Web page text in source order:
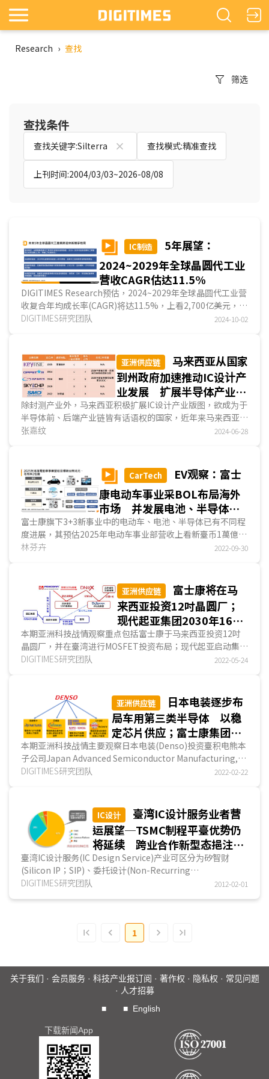
Research › 查找
筛选
查找条件
查找关键字:Silterra 查找模式:精准查找
上刊时间:2004/03/03~2026-08/08
IC制造
5年展望：
2024~2029年全球晶圆代工业
营收CAGR估达11.5%
DIGITIMES Research预估，2024~2029年全球晶圆代工业营
收复合年均成长率(CAGR)将达11.5%，上看2,700亿美元，
AI/HPC应用带动先进制程与先进封装需求强劲，是推...
DIGITIMES研究团队 2024-10-02
亚洲供应链
马来西亚从国家
到州政府加速推动IC设计产
业发展 扩展半导体产业链
话语权
除封测产业外，马来西亚积极扩展IC设计产业版图，欲成为于
半导体前、后端产业链皆有话语权的国家，近年来马来西亚颁
布多项国家层级、州政府层级的半导体产业相关政策，...
张嘉纹 2024-06-28
CarTech
EV观察：富士
康电动车事业采BOL布局海外
市场 并发展电池、半导体满
足供应链客户需求
富士康旗下3+3新事业中的电动车、电池、半导体已有不同程
度进展，其预估2025年电动车事业部营收上看新臺币1萬億
元。DIGITIMES Research观察，富士康电动车制造采用BOL
林芬卉 2022-09-30
亚洲供应链
富士康将在马
来西亚投资12吋晶圆厂；
现代起亚集团2030年165
亿美元最大投资計劃在韓國
启动
本期亚洲科技战情观察重点包括富士康于马来西亚投资12吋
晶圆厂，并在臺湾进行MOSFET投资布局；现代起亚启动集团
2030年前共165亿美元最大投资計劃，首以韓國厂推动进...
DIGITIMES研究团队 2022-05-24
亚洲供应链
日本电装逐步布
局车用第三类半导体 以稳
定芯片供应；富士康集团与
印度Vedanta合作 助印度
半导体自制；小鹏汽车经销
与直营并行 扩展欧洲EV车
本期亚洲科技战情主要观察日本电装(Denso)投资臺积电熊本
子公司Japan Advanced Semiconductor Manufacturing,
Inc.(JASM)布局车用第三类半导体，以稳定车用芯片供...
DIGITIMES研究团队 2022-02-22
IC设计
臺湾IC设计服务业者营
运展望─TSMC制程平臺优势仍
将延续 跨业合作新型态挹注成
长动能
臺湾IC设计服务(IC Design Service)产业可区分为矽智财
(Silicon IP；SIP)、委托设计(Non-Recurring
Engineering；NRE)、制造服务(Turnkey Service) 3大业务
DIGITIMES研究团队 2012-02-01
1
关于我们 · 会员服务· 科技产业报订阅 · 著作权 · 隐私权 · 常见问题
· 人才招募
■
■ English
下载新闻App